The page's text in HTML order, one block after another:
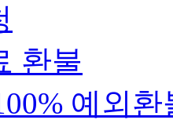
환불
예외환